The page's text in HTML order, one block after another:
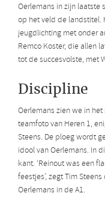
Oerlemans in zijn laatste
op het veld de landstitel.
jeugdlichting met onder
Remco Koster, die allen
tot de succesvolste, met
Discipline
Oerlemans zien we in
teamfoto van Heren 1,
Steens. De ploeg wordt
idool van Oerlemans. In
kant. ‘Reinout was een
feestjes’, zegt Tim
Oerlemans in de A1.